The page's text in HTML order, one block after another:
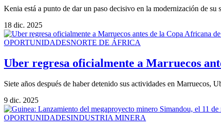
Kenia está a punto de dar un paso decisivo en la modernización de
18 dic. 2025
OPORTUNIDADESNORTE DE ÁFRICA
Uber regresa oficialmente a Marruecos
Siete años después de haber detenido sus actividades en Marruecos,
9 dic. 2025
OPORTUNIDADESINDUSTRIA MINERA